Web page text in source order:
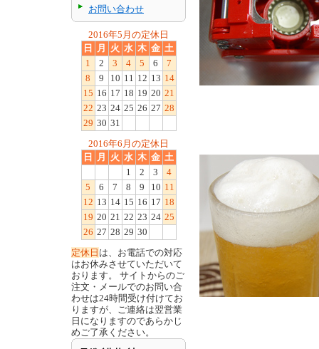
お問い合わせ
2016年5月の定休日
日
月 火 水 木 金 土
1
2 3 4 5 6
7
8
9 10 11 12 13 14
15 16 17 18 19 20 21
22 23 24 25 26 27 28
29 30 31
2016年6月の定休日
日
月 火 水 木 金 土
1
2 3
4
5
6 7 8 9 10 11
12 13 14 15 16 17 18
19 20 21 22 23 24 25
26 27 28 29 30
定休日 は、お電話での対応
はお休みさせていただいて
おります。 サイトからのご
注文・メールでのお問い合
わせは24時間受け付けてお
りますが、ご連絡は翌営業
日になりますのであらかじ
めご了承ください。